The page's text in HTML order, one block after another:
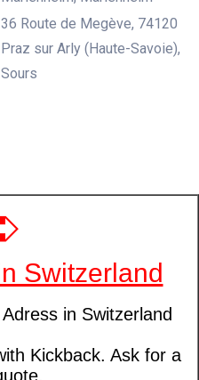
36 Route de Megève, 74120
Praz sur Arly (Haute-Savoie),
Sours